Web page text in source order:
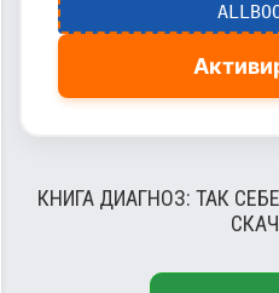
КНИГА ДИАГНОЗ: ТАК